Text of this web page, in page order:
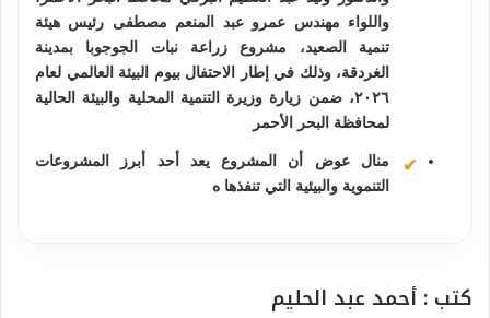
واللواء مهندس عمرو عبد المنعم مصطفى رئيس هيئة
تنمية الصعيد، مشروع زراعة نبات الجوجوبا بمدينة
الغردقة، وذلك في إطار الاحتفال بيوم البيئة العالمي لعام
٢٠٢٦، ضمن زيارة وزيرة التنمية المحلية والبيئة الحالية
لمحافظة البحر الأحمر
منال عوض أن المشروع يعد أحد أبرز المشروعات
التنموية والبيئية التي تنفذها ه
كتب : أحمد عبد الحليم